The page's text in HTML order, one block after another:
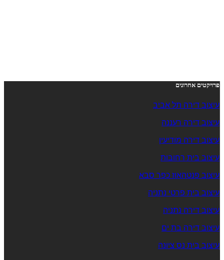
פרויקטים אחרונים
עיצוב דירה תל אביב
עיצוב דירה רעננה
עיצוב דירה מודיעין
עיצוב בית רחובות
עיצוב פנטהאוז כפר סבא
עיצוב בית פרטי נתניה
עיצוב דירה נתניה
עיצוב דירה בת ים
עיצוב בית נס ציונה